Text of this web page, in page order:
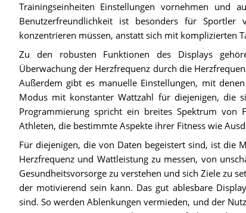
Trainingseinheiten Einstellungen vornehmen und
Benutzerfreundlichkeit ist besonders für
konzentrieren müssen, anstatt sich mit komplizierten
Zu den robusten Funktionen des Displays
Überwachung der Herzfrequenz durch die
Außerdem gibt es manuelle Einstellungen, mit
Modus mit konstanter Wattzahl für diejenigen, die
Programmierung spricht ein breites Spektrum von
Athleten, die bestimmte Aspekte ihrer Fitness wie
Für diejenigen, die von Daten begeistert sind, ist die
Herzfrequenz und Wattleistung zu messen, von
Gesundheitsvorsorge zu verstehen und sich Ziele zu
der motivierend sein kann. Das gut ablesbare
sind. So werden Ablenkungen vermieden, und der